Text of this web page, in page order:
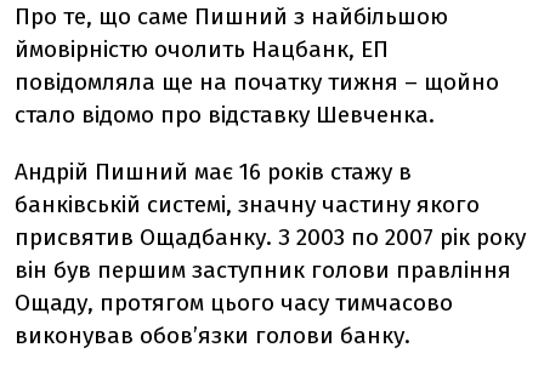
Про те, що саме Пишний з найбільшою
ймовірністю очолить Нацбанк, ЕП
повідомляла ще на початку тижня – щойно
стало відомо про відставку Шевченка.
Андрій Пишний має 16 років стажу в
банківській системі, значну частину якого
присвятив Ощадбанку. З 2003 по 2007 рік року
він був першим заступник голови правління
Ощаду, протягом цього часу тимчасово
виконував обов’язки голови банку.